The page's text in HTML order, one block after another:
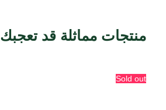
منتجات مماثلة قد تعجبك
Sold out